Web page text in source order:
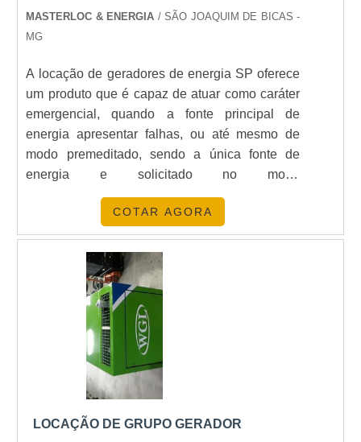
MASTERLOC & ENERGIA / SÃO JOAQUIM DE BICAS -
MG
A locação de geradores de energia SP oferece
um produto que é capaz de atuar como caráter
emergencial, quando a fonte principal de
energia apresentar falhas, ou até mesmo de
modo premeditado, sendo a única fonte de
energia e solicitado no modo
contínuo.DETALHES DA LOCAÇÃO DE
GERADORES Em geral, o gerador pode ser
considerado muito variado, disponível em
potências que variam de 50 a 2.500 KVA, para
que possa colocar a versatilidade em prática e
atender as necessidades dos mais variados
contratantes. É muito comum que este produto
seja solicitado para a realização de shows,
eventos e até mesmo obras, já que a maioria
dos equipamentos exigem energia elétrica para
desempenhar o papel.O serviço de aluguel em
si também é responsável por muitos benefícios,
COTAR AGORA
LOCAÇÃO DE GRUPO GERADOR